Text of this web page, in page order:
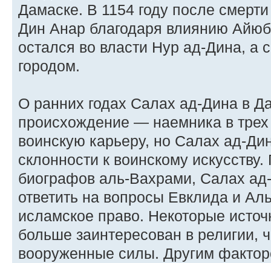
Дамаске. В 1154 году после
Дин Анар благодаря влиянию
остался во власти Нур ад-Дина, а
городом.
О ранних годах Салах ад-Дина в
происхождение — наемника в
воинскую карьеру, но Салах ад-
склонности к воинскому
биографов аль-Вахрами, Салах
ответить на вопросы Евклида и
исламское право. Некоторые
больше заинтересован в религии,
вооруженные силы. Другим